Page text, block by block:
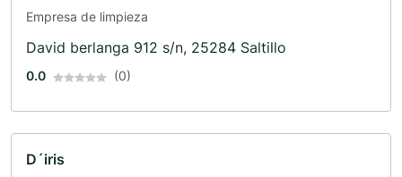
Empresa de limpieza
David berlanga 912 s/n, 25284 Saltillo
0.0 (0)
D´iris